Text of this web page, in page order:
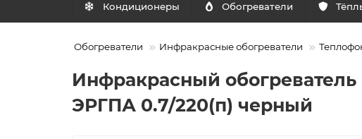
Кондиционеры Обогреватели
Обогреватели Инфракрасные обогреватели
Инфракрасный
ЭРГПА 0.7/220(п) черный